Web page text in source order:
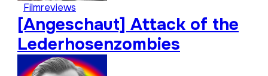
Filmreviews
[Angeschaut] Attack of the
Lederhosenzombies